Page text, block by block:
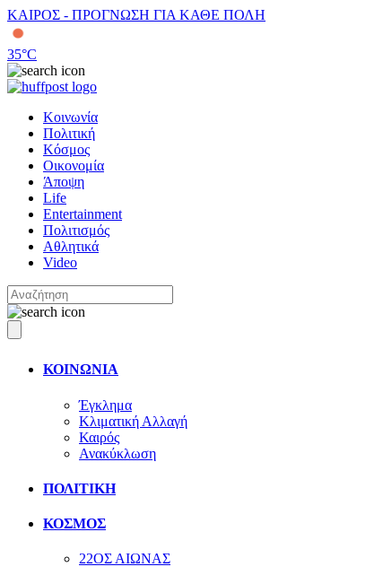
ΚΑΙΡΟΣ - ΠΡΟΓΝΩΣΗ ΓΙΑ ΚΑΘΕ ΠΟΛΗ
35°C
Κοινωνία
Πολιτική
Κόσμος
Οικονομία
Άποψη
Life
Entertainment
Πολιτισμός
Αθλητικά
Video
ΚΟΙΝΩΝΙΑ
Έγκλημα
Κλιματική Αλλαγή
Καιρός
Ανακύκλωση
ΠΟΛΙΤΙΚΗ
ΚΟΣΜΟΣ
22ΟΣ ΑΙΩΝΑΣ